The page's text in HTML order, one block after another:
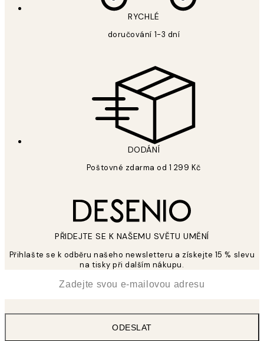
RYCHLÉ
doručování 1-3 dní
DODÁNÍ
Poštovné zdarma od 1 299 Kč
PŘIDEJTE SE K NAŠEMU SVĚTU UMĚNÍ
Přihlašte se k odběru našeho newsletteru a získejte 15 % slevu
na tisky při dalším nákupu.
ODESLAT